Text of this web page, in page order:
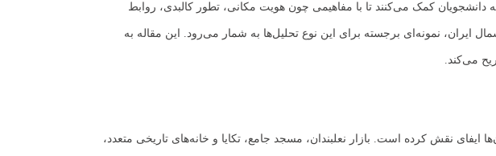
کمک می‌کنند تا با مفاهیمی چون هویت مکانی، تطور کالبدی، روابط
ایران، نمونه‌ای برجسته برای این نوع تحلیل‌ها به شمار می‌رود. این مقاله به
می‌کند.
نقش کرده است. بازار نعلبندان، مسجد جامع، تکایا و خانه‌های تاریخی متعدد،